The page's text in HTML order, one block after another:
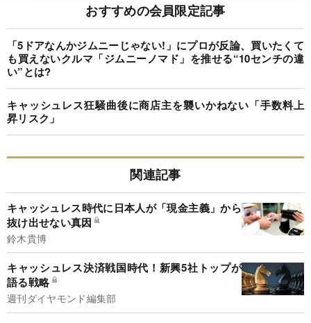
おすすめの会員限定記事
「5ドアなんかジムニーじゃない!」にプロが反論、買いたくて
も買えないクルマ「ジムニーノマド」を推せる“10センチの違
い”とは?
キャッシュレス狂騒曲後に商店主を襲いかねない「手数料上
昇リスク」
関連記事
キャッシュレス時代に日本人が「現金主義」から
抜け出せない真因
鈴木貴博
キャッシュレス決済戦国時代！新興5社トップが
語る戦略
週刊ダイヤモンド編集部